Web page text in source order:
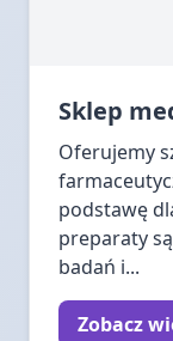
Sklep
Oferujemy
podstawę
preparaty
badań i...
Zobacz